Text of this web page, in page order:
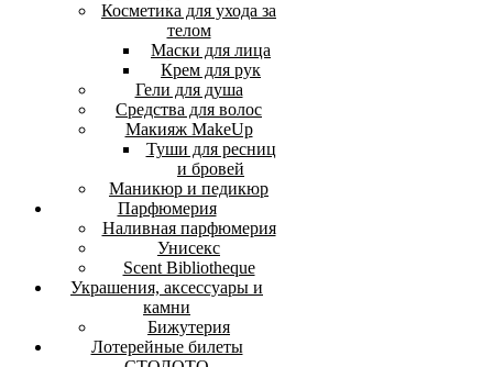
Косметика для ухода за
телом
Маски для лица
Крем для рук
Гели для душа
Средства для волос
Макияж MakeUp
Туши для ресниц
и бровей
Маникюр и педикюр
Парфюмерия
Наливная парфюмерия
Унисекс
Scent Bibliotheque
Украшения, аксессуары и
камни
Бижутерия
Лотерейные билеты